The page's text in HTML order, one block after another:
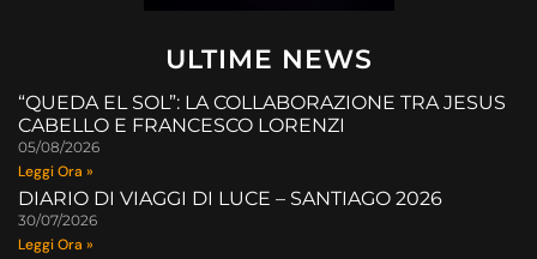
ULTIME NEWS
“QUEDA EL SOL”: LA COLLABORAZIONE TRA JESUS
CABELLO E FRANCESCO LORENZI
05/08/2026
Leggi Ora »
DIARIO DI VIAGGI DI LUCE – SANTIAGO 2026
30/07/2026
Leggi Ora »